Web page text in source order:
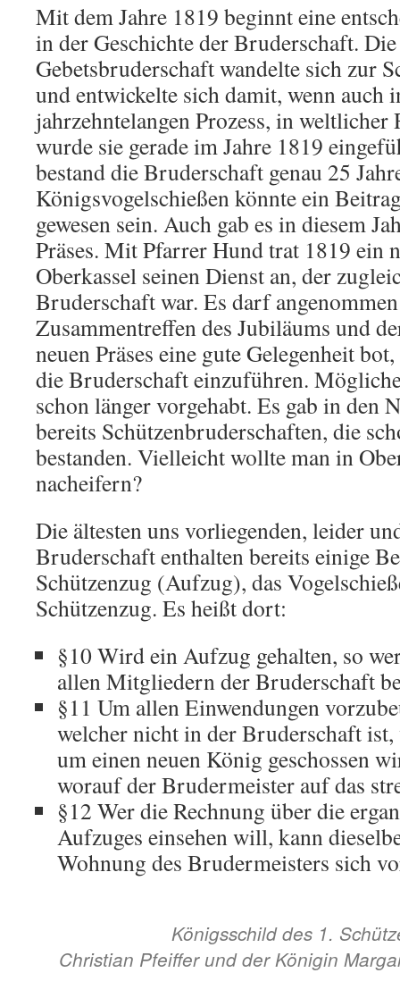
Mit dem Jahre 1819 beginnt eine
in der Geschichte der Bruderschaft.
Gebetsbruderschaft wandelte sich zur
und entwickelte sich damit, wenn auch
jahrzehntelangen Prozess, in
wurde sie gerade im Jahre 1819
bestand die Bruderschaft genau 25
Königsvogelschießen könnte ein
gewesen sein. Auch gab es in diesem
Präses. Mit Pfarrer Hund trat 1819 ein
Oberkassel seinen Dienst an, der
Bruderschaft war. Es darf
Zusammentreffen des Jubiläums und
neuen Präses eine gute Gelegenheit
die Bruderschaft einzuführen.
schon länger vorgehabt. Es gab in den
bereits Schützenbruderschaften, die
bestanden. Vielleicht wollte man in
nacheifern?
Die ältesten uns vorliegenden, leider
Bruderschaft enthalten bereits einige
Schützenzug (Aufzug), das
Schützenzug. Es heißt dort:
§10 Wird ein Aufzug gehalten, so
allen Mitgliedern der Bruderschaft
§11 Um allen Einwendungen
welcher nicht in der Bruderschaft ist,
um einen neuen König geschossen
worauf der Brudermeister auf das
§12 Wer die Rechnung über die
Aufzuges einsehen will, kann
Wohnung des Brudermeisters sich
Königsschild des 1.
Christian Pfeiffer und der Königin